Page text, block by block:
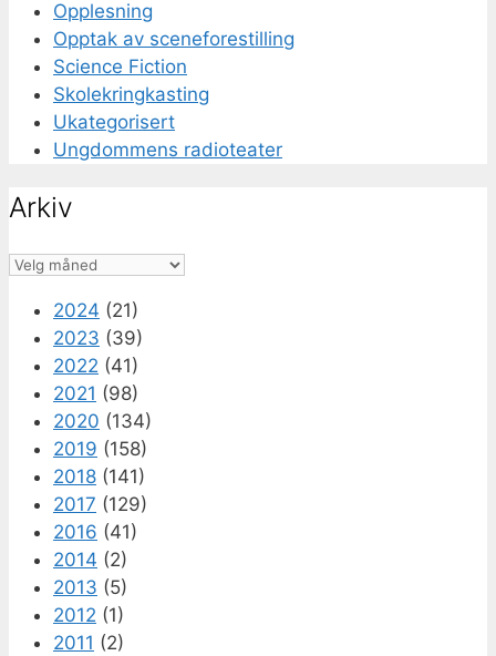
Opplesning
Opptak av sceneforestilling
Science Fiction
Skolekringkasting
Ukategorisert
Ungdommens radioteater
Arkiv
Arkiv
2024 (21)
2023 (39)
2022 (41)
2021 (98)
2020 (134)
2019 (158)
2018 (141)
2017 (129)
2016 (41)
2014 (2)
2013 (5)
2012 (1)
2011 (2)